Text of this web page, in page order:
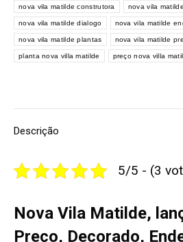
nova vila matilde construtora nova vila
nova vila matilde dialogo nova vila matilde
nova vila matilde plantas nova vila matilde
planta nova villa matilde preço nova villa
Descrição
5/5 - (3
Nova Vila Matilde,
Preço, Decorado,